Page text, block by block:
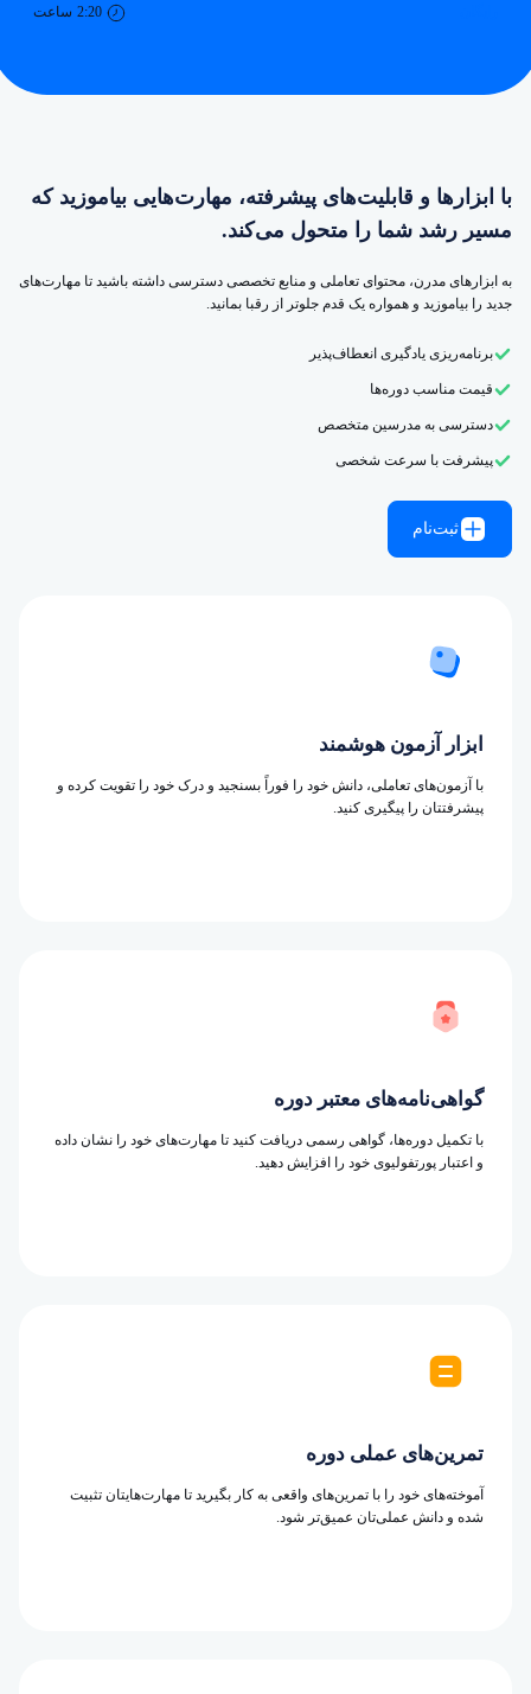
2:20 ساعت
با ابزارها و قابلیت‌های پیشرفته، مهارت‌هایی بیاموزید که
مسیر رشد شما را متحول می‌کند.
به ابزارهای مدرن، محتوای تعاملی و منابع تخصصی دسترسی داشته باشید تا مهارت‌های
جدید را بیاموزید و همواره یک قدم جلوتر از رقبا بمانید.
برنامه‌ریزی یادگیری انعطاف‌پذیر
قیمت مناسب دوره‌ها
دسترسی به مدرسین متخصص
پیشرفت با سرعت شخصی
ثبت‌نام
ابزار آزمون هوشمند
با آزمون‌های تعاملی، دانش خود را فوراً بسنجید و درک خود را تقویت کرده و
پیشرفتتان را پیگیری کنید.
گواهی‌نامه‌های معتبر دوره
با تکمیل دوره‌ها، گواهی رسمی دریافت کنید تا مهارت‌های خود را نشان داده
و اعتبار پورتفولیوی خود را افزایش دهید.
تمرین‌های عملی دوره
آموخته‌های خود را با تمرین‌های واقعی به کار بگیرید تا مهارت‌هایتان تثبیت
شده و دانش عملی‌تان عمیق‌تر شود.